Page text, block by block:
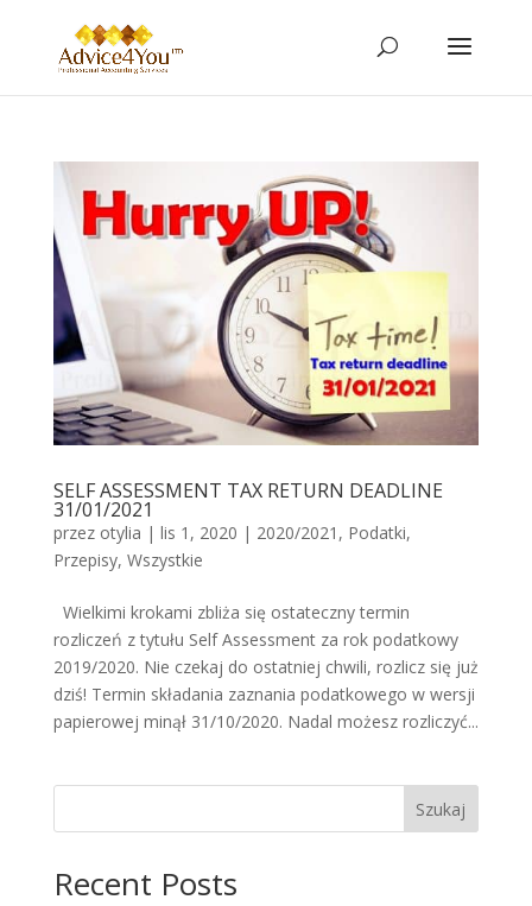
SELF ASSESSMENT TAX RETURN DEADLINE
31/01/2021
przez otylia | lis 1, 2020 | 2020/2021 , Podatki,
Przepisy, Wszystkie
Wielkimi krokami zbliża się ostateczny termin
rozliczeń z tytułu Self Assessment za rok podatkowy
2019/2020. Nie czekaj do ostatniej chwili, rozlicz się już
dziś! Termin składania zaznania podatkowego w wersji
papierowej minął 31/10/2020. Nadal możesz rozliczyć...
Szukaj
Recent Posts